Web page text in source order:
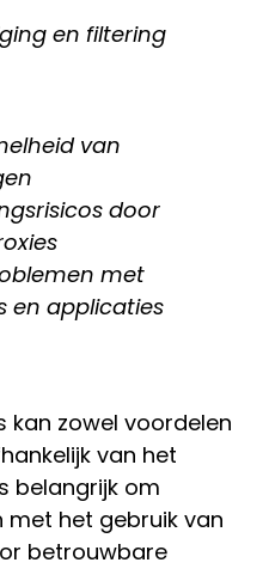
en filtering
van
door
met
en applicaties
kan zowel voordelen
van het
belangrijk om
het gebruik van
betrouwbare